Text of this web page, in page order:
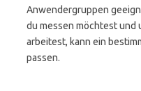
Anwendergruppen
du messen möchtest und
arbeitest, kann ein
passen.